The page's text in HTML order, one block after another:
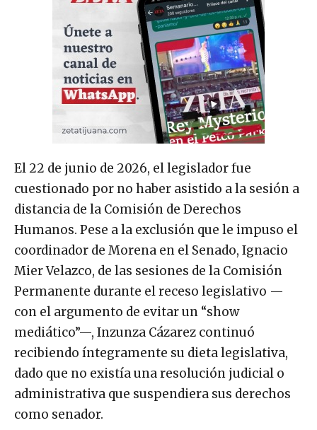
El 22 de junio de 2026, el legislador fue
cuestionado por no haber asistido a la sesión a
distancia de la Comisión de Derechos
Humanos. Pese a la exclusión que le impuso el
coordinador de Morena en el Senado, Ignacio
Mier Velazco, de las sesiones de la Comisión
Permanente durante el receso legislativo —
con el argumento de evitar un “show
mediático”—, Inzunza Cázarez continuó
recibiendo íntegramente su dieta legislativa,
dado que no existía una resolución judicial o
administrativa que suspendiera sus derechos
como senador.